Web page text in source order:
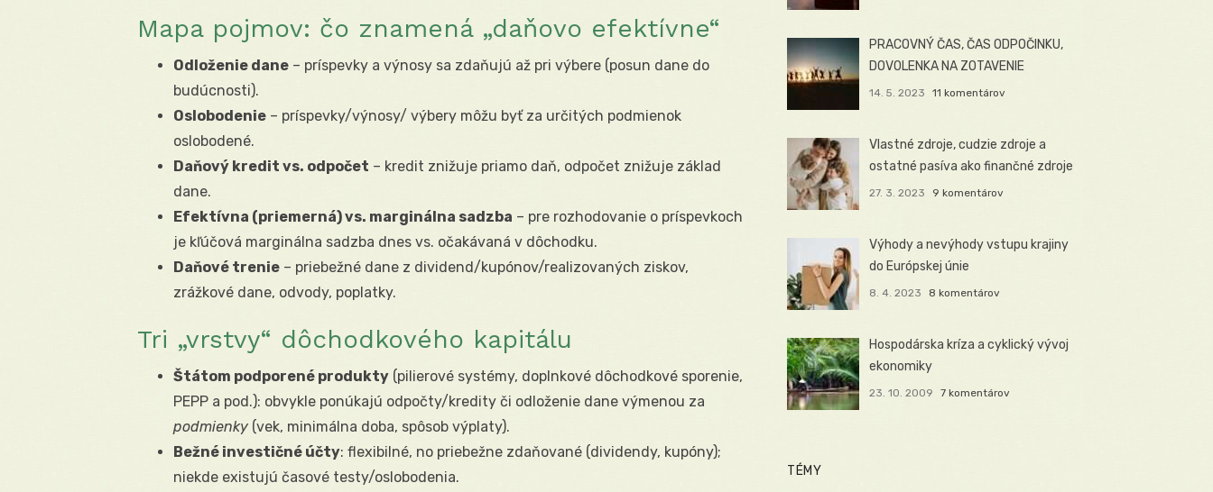
Mapa pojmov: čo znamená „daňovo efektívne“
Odloženie dane – príspevky a výnosy sa zdaňujú až pri výbere (posun dane do
budúcnosti).
Oslobodenie – príspevky/výnosy/ výbery môžu byť za určitých podmienok
oslobodené.
Daňový kredit vs. odpočet – kredit znižuje priamo daň, odpočet znižuje základ
dane.
Efektívna (priemerná) vs. marginálna sadzba – pre rozhodovanie o príspevkoch
je kľúčová marginálna sadzba dnes vs. očakávaná v dôchodku.
Daňové trenie – priebežné dane z dividend/kupónov/realizovaných ziskov,
zrážkové dane, odvody, poplatky.
Tri „vrstvy“ dôchodkového kapitálu
Štátom podporené produkty (pilierové systémy, doplnkové dôchodkové sporenie,
PEPP a pod.): obvykle ponúkajú odpočty/kredity či odloženie dane výmenou za
podmienky (vek, minimálna doba, spôsob výplaty).
Bežné investičné účty: flexibilné, no priebežne zdaňované (dividendy, kupóny);
niekde existujú časové testy/oslobodenia.
PRACOVNÝ ČAS, ČAS ODPOČINKU,
DOVOLENKA NA ZOTAVENIE
14. 5. 2023 11 komentárov
Vlastné zdroje, cudzie zdroje a
ostatné pasíva ako finančné zdroje
27. 3. 2023 9 komentárov
Výhody a nevýhody vstupu krajiny
do Európskej únie
8. 4. 2023 8 komentárov
Hospodárska kríza a cyklický vývoj
ekonomiky
23. 10. 2009 7 komentárov
TÉMY